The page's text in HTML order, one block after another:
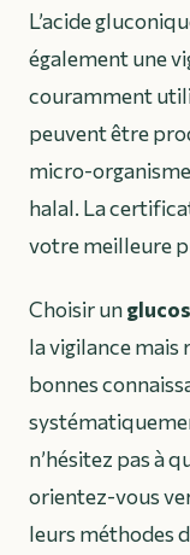
L’acide
également une
couramment
peuvent être
micro-
halal. La
votre meilleure
Choisir un
la vigilance mais
bonnes
n’hésitez pas à
orientez-vous
leurs méthodes